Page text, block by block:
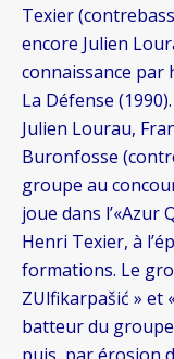
Texier
encore Julien
connaissance par
La Défense
Julien Lourau,
Buronfosse
groupe au
joue dans l’«Azur
Henri Texier, à
formations. Le
ZUlfikarpašić » et
batteur du